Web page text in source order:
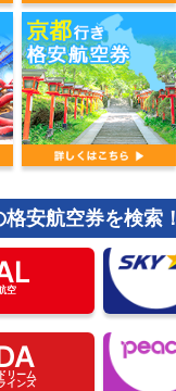
安航空券を検索！
空
リーム
インズ